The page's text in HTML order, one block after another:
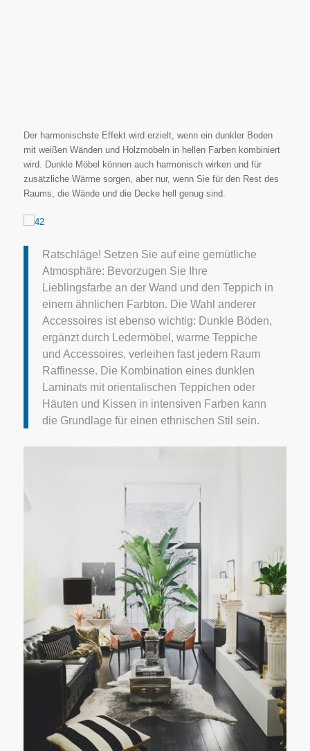
Der harmonischste Effekt wird erzielt, wenn ein dunkler Boden
mit weißen Wänden und Holzmöbeln in hellen Farben kombiniert
wird. Dunkle Möbel können auch harmonisch wirken und für
zusätzliche Wärme sorgen, aber nur, wenn Sie für den Rest des
Raums, die Wände und die Decke hell genug sind.
Ratschläge! Setzen Sie auf eine gemütliche
Atmosphäre: Bevorzugen Sie Ihre
Lieblingsfarbe an der Wand und den Teppich in
einem ähnlichen Farbton. Die Wahl anderer
Accessoires ist ebenso wichtig: Dunkle Böden,
ergänzt durch Ledermöbel, warme Teppiche
und Accessoires, verleihen fast jedem Raum
Raffinesse. Die Kombination eines dunklen
Laminats mit orientalischen Teppichen oder
Häuten und Kissen in intensiven Farben kann
die Grundlage für einen ethnischen Stil sein.